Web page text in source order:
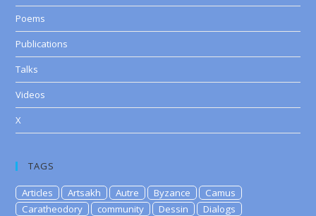
Poems
Publications
Talks
Videos
X
TAGS
Articles Artsakh Autre Byzance
Camus
Caratheodory
community Dessin
Dialogs